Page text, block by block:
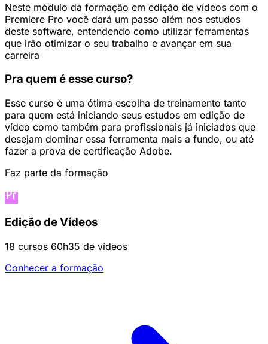
Neste módulo da formação em edição de vídeos com o
Premiere Pro você dará um passo além nos estudos
deste software, entendendo como utilizar ferramentas
que irão otimizar o seu trabalho e avançar em sua
carreira
Pra quem é esse curso?
Esse curso é uma ótima escolha de treinamento tanto
para quem está iniciando seus estudos em edição de
vídeo como também para profissionais já iniciados que
desejam dominar essa ferramenta mais a fundo, ou até
fazer a prova de certificação Adobe.
Faz parte da formação
Edição de Vídeos
18 cursos 60h35 de vídeos
Conhecer a formação